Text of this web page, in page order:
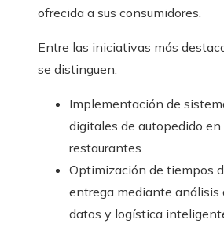
ofrecida a sus consumidores.
Entre las iniciativas más
se distinguen:
Implementación de
digitales de autopedido en
restaurantes.
Optimización de tiempos
entrega mediante análisis
datos y logística